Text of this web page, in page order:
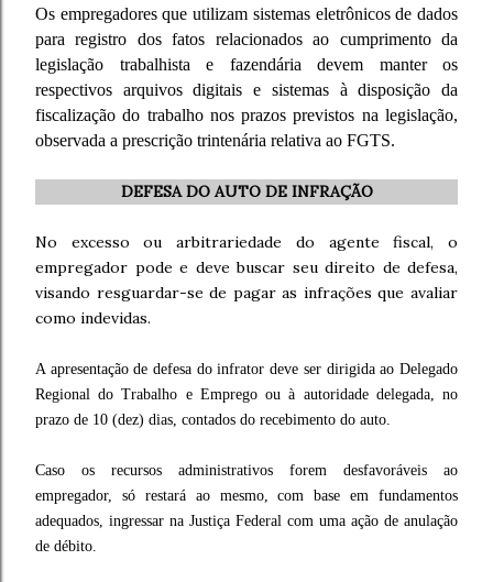
Os empregadores que utilizam sistemas eletrônicos de dados
para registro dos fatos relacionados ao cumprimento da
legislação trabalhista e fazendária devem manter os
respectivos arquivos digitais e sistemas à disposição da
fiscalização do trabalho nos prazos previstos na legislação,
observada a prescrição trintenária relativa ao FGTS.
DEFESA DO AUTO DE INFRAÇÃO
No excesso ou arbitrariedade do agente fiscal, o
empregador pode e deve buscar seu direito de defesa,
visando resguardar-se de pagar as infrações que avaliar
como indevidas.
A apresentação de defesa do infrator deve ser dirigida ao Delegado
Regional do Trabalho e Emprego ou à autoridade delegada, no
prazo de 10 (dez) dias, contados do recebimento do auto.
Caso os recursos administrativos forem desfavoráveis ao
empregador, só restará ao mesmo, com base em fundamentos
adequados, ingressar na Justiça Federal com uma ação de anulação
de débito.